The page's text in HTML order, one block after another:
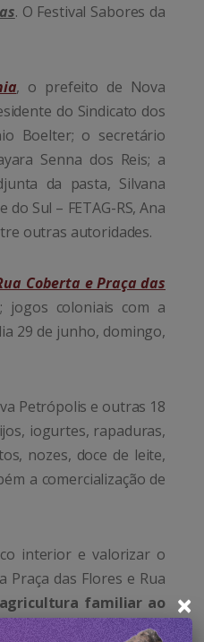
. O Festival Sabores da
, o prefeito de Nova
do Sindicato dos
Boelter; o secretário
Senna dos Reis; a
da pasta, Silvana
Sul – FETAG-RS, Ana
outras autoridades.
Coberta e Praça das
jogos coloniais com a
29 de junho, domingo,
Petrópolis e outras 18
iogurtes, rapaduras,
nozes, doce de leite,
a comercialização de
interior e valorizar o
das Flores e Rua
familiar ao
.
×